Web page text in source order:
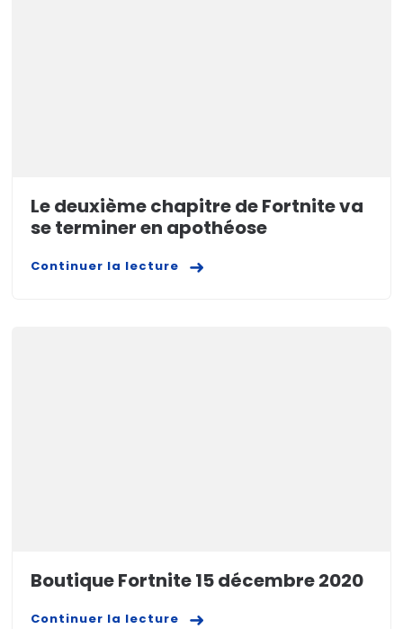
Le deuxième chapitre de Fortnite va
se terminer en apothéose
Continuer la lecture
Boutique Fortnite 15 décembre 2020
Continuer la lecture